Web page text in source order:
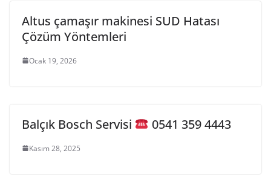
Altus çamaşır makinesi SUD Hatası
Çözüm Yöntemleri
Ocak 19, 2026
Balçık Bosch Servisi 0541 359 4443
Kasım 28, 2025